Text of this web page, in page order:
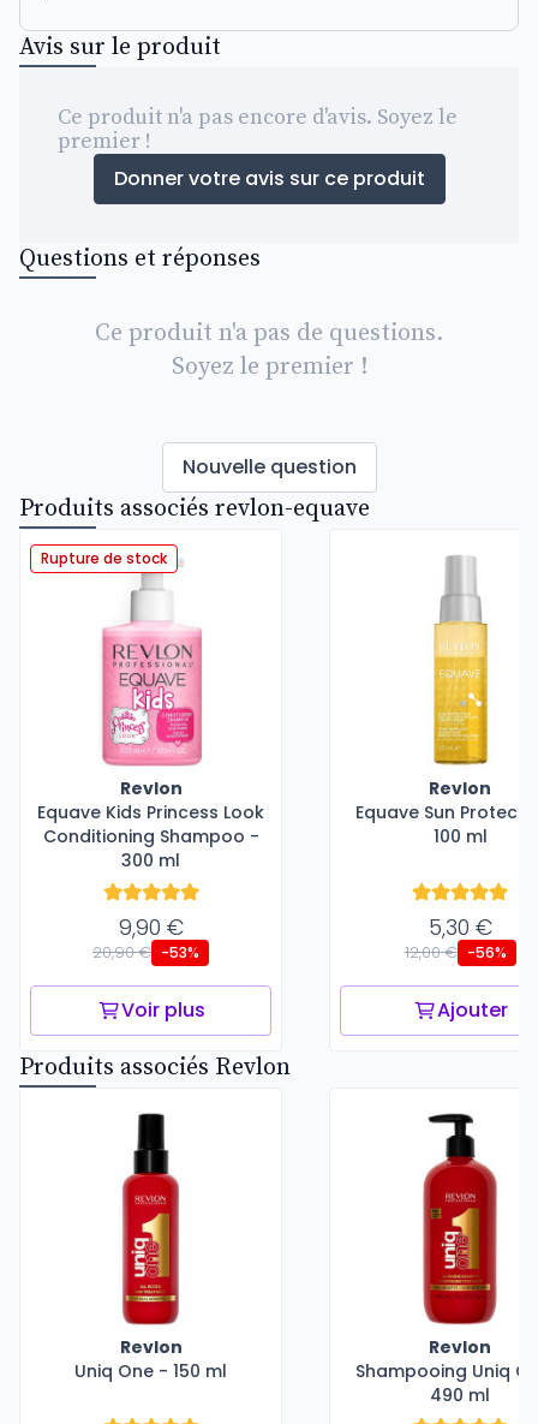
Avis sur le produit
Ce produit n'a pas encore d'avis. Soyez le
premier !
Donner votre avis sur ce produit
Questions et réponses
Ce produit n'a pas de questions.
Soyez le premier !
Nouvelle question
Produits associés revlon-equave
Rupture de stock
Revlon
Equave Kids Princess Look
Conditioning Shampoo -
300 ml
9,90 €
20,90 € -53%
Voir plus
Revlon
Equave Sun
100 ml
5,30 €
12,00 € -56%
Ajouter
Produits associés Revlon
Revlon
Uniq One - 150 ml
Revlon
Shampooing Uniq
490 ml